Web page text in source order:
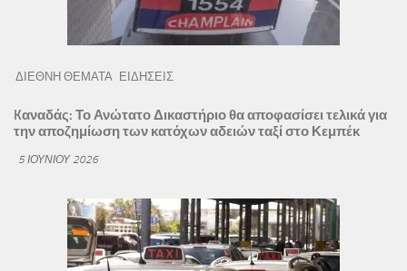
ΔΙΕΘΝΗ ΘΕΜΑΤΑ ΕΙΔΗΣΕΙΣ
Kαναδάς: Το Ανώτατο Δικαστήριο θα αποφασίσει τελικά για
την αποζημίωση των κατόχων αδειών ταξί στο Κεμπέκ
5 ΙΟΥΝΊΟΥ 2026